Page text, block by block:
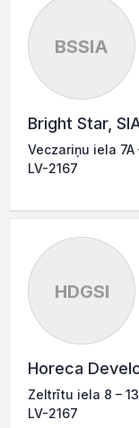
BSSIA
Bright Star,
Veczariņu iela 7A
LV-2167
HDGSI
Horeca
Zeltrītu iela 8 –
LV-2167